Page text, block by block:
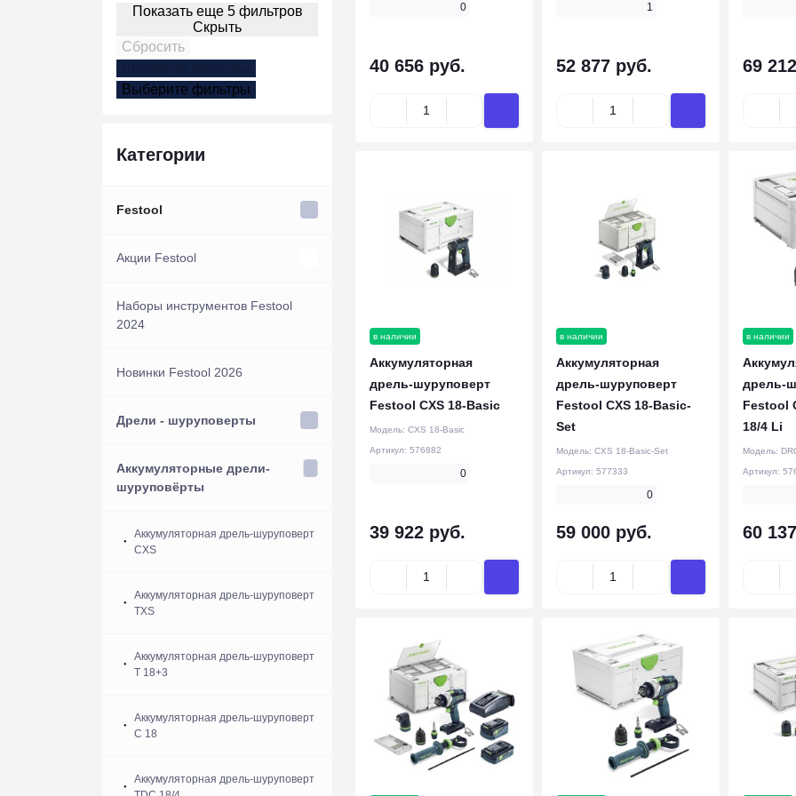
Показать еще 5 фильтров
Скрыть
Сбросить
Выберите фильтры
Категории
Festool
Акции Festool
Акции инструмент
Наборы инструментов Festool
2024
Новинки Festool 2026
Дрели - шуруповерты
Аккумуляторные дрели-
шуруповёрты
Аккумуляторная дрель-шуруповерт
CXS
Аккумуляторная дрель-шуруповерт
TXS
Аккумуляторная дрель-шуруповерт
T 18+3
Аккумуляторная дрель-шуруповерт
C 18
Аккумуляторная дрель-шуруповерт
0
40 656 руб.
1
52 877 руб. 69
в наличии
Аккумуляторная
дрель-шуруповерт
Festool CXS 18-Basic
Модель: CXS 18-Basic
Артикул: 576882
0
39 922 руб.
в наличии
Аккумуляторная
дрель-шуруповерт
Festool CXS 18-Basic-
Set
Модель: CXS 18-Basic-Set
Артикул: 577333
0
59 000 руб.
в наличии
дрель-
Festool
18/4 Li
Модель:
Артикул:
60